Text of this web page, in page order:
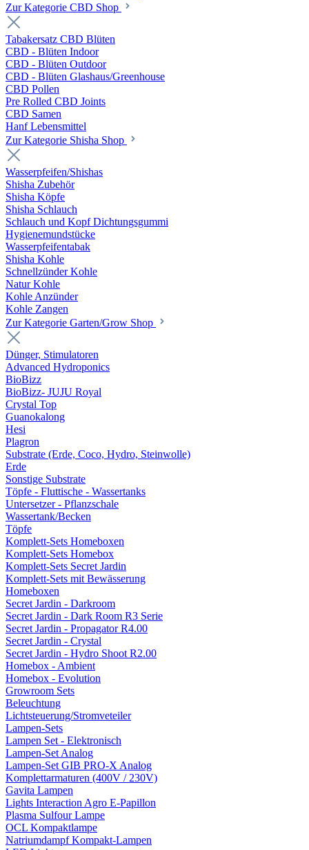
Zur Kategorie CBD Shop
Tabakersatz CBD Blüten
CBD - Blüten Indoor
CBD - Blüten Outdoor
CBD - Blüten Glashaus/Greenhouse
CBD Pollen
Pre Rolled CBD Joints
CBD Samen
Hanf Lebensmittel
Zur Kategorie Shisha Shop
Wasserpfeifen/Shishas
Shisha Zubehör
Shisha Köpfe
Shisha Schlauch
Schlauch und Kopf Dichtungsgummi
Hygienemundstücke
Wasserpfeifentabak
Shisha Kohle
Schnellzünder Kohle
Natur Kohle
Kohle Anzünder
Kohle Zangen
Zur Kategorie Garten/Grow Shop
Dünger, Stimulatoren
Advanced Hydroponics
BioBizz
BioBizz- JUJU Royal
Crystal Top
Guanokalong
Hesi
Plagron
Substrate (Erde, Coco, Hydro, Steinwolle)
Erde
Sonstige Substrate
Töpfe - Fluttische - Wassertanks
Untersetzer - Pflanzschale
Wassertank/Becken
Töpfe
Komplett-Sets Homeboxen
Komplett-Sets Homebox
Komplett-Sets Secret Jardin
Komplett-Sets mit Bewässerung
Homeboxen
Secret Jardin - Darkroom
Secret Jardin - Dark Room R3 Serie
Secret Jardin - Propagator R4.00
Secret Jardin - Crystal
Secret Jardin - Hydro Shoot R2.00
Homebox - Ambient
Homebox - Evolution
Growroom Sets
Beleuchtung
Lichtsteuerung/Stromveteiler
Lampen-Sets
Lampen Set - Elektronisch
Lampen-Set Analog
Lampen-Set GIB PRO-X Analog
Komplettarmaturen (400V / 230V)
Gavita Lampen
Lights Interaction Agro E-Papillon
Plasma Sulfour Lampe
OCL Kompaktlampe
Natriumdampf Kompakt-Lampen